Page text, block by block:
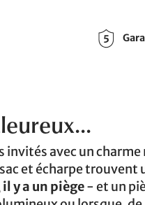
avec un
et écharpe trouvent
il y a un piège- et un